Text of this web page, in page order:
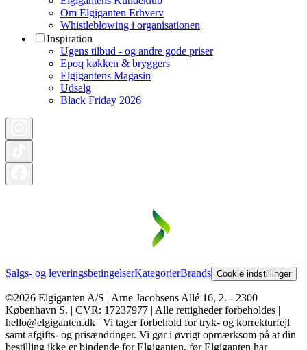
Om Elgiganten Erhverv
Whistleblowing i organisationen
Inspiration
Ugens tilbud - og andre gode priser
Epoq køkken & bryggers
Elgigantens Magasin
Udsalg
Black Friday 2026
Salgs- og leveringsbetingelserKategorierBrands Cookie indstillinger
©2026 Elgiganten A/S | Arne Jacobsens Allé 16, 2. - 2300
København S. | CVR: 17237977 | Alle rettigheder forbeholdes |
hello@elgiganten.dk | Vi tager forbehold for tryk- og korrekturfejl
samt afgifts- og prisændringer. Vi gør i øvrigt opmærksom på at din
bestilling ikke er bindende for Elgiganten, før Elgiganten har